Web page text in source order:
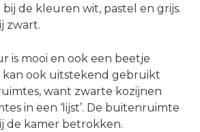
de kleuren wit, pastel en grijs.
zwart.
is mooi en ook een beetje
kan ook uitstekend gebruikt
want zwarte kozijnen
in een ‘lijst’. De buitenruimte
de kamer betrokken.